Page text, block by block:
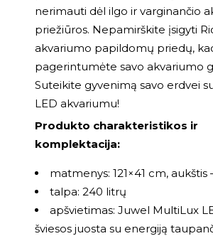
nerimauti dėl ilgo ir varginančio
priežiūros. Nepamirškite įsigyti
akvariumo papildomų priedų,
pagerintumėte savo akvariumo
Suteikite gyvenimą savo erdvei
LED akvariumu!
Produkto charakteristikos ir
komplektacija:
matmenys: 121×41 cm, aukštis
talpa: 240 litrų
apšvietimas: Juwel MultiLux
šviesos juosta su energiją